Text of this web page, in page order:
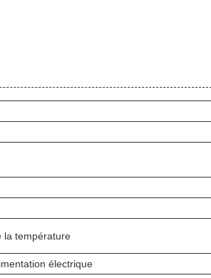
la température
électrique